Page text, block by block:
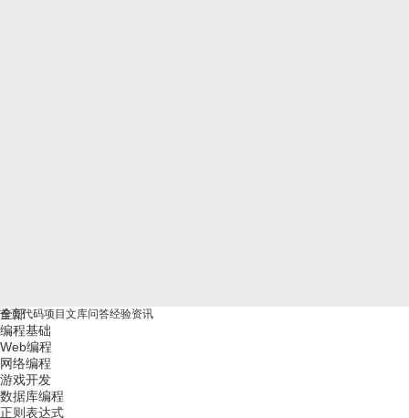
首页代码项目 文库问答经验资讯
全部
编程基础
Web编程
网络编程
游戏开发
数据库编程
正则表达式